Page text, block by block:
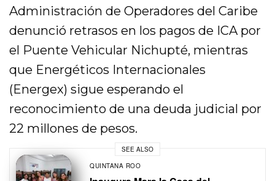
Administración de Operadores del Caribe
denunció retrasos en los pagos de ICA por
el Puente Vehicular Nichupté, mientras
que Energéticos Internacionales
(Energex) sigue esperando el
reconocimiento de una deuda judicial por
22 millones de pesos.
SEE ALSO
QUINTANA ROO